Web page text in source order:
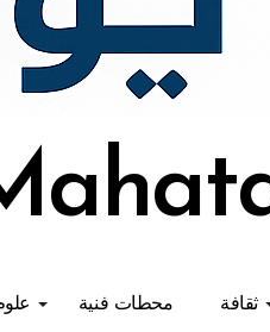
ثقافة محطات فنية